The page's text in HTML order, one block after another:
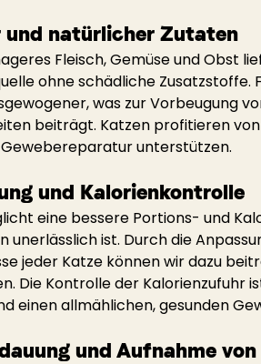
natürlicher Zutaten
Fleisch, Gemüse und Obst
ohne schädliche Zusatzstoffe.
was zur Vorbeugung
beiträgt. Katzen profitieren
unterstützen.
und Kalorienkontrolle
eine bessere Portions- und
unerlässlich ist. Durch die
jeder Katze können wir dazu
Die Kontrolle der Kalorienzufuhr
einen allmählichen, gesunden
und Aufnahme